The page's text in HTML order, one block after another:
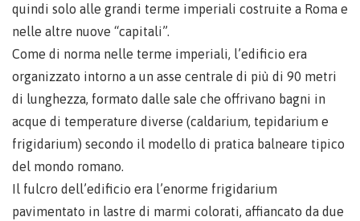
quindi solo alle grandi terme imperiali costruite a Roma e
nelle altre nuove “capitali”.
Come di norma nelle terme imperiali, l’edificio era
organizzato intorno a un asse centrale di più di 90 metri
di lunghezza, formato dalle sale che offrivano bagni in
acque di temperature diverse (caldarium, tepidarium e
frigidarium) secondo il modello di pratica balneare tipico
del mondo romano.
Il fulcro dell’edificio era l’enorme frigidarium
pavimentato in lastre di marmi colorati, affiancato da due